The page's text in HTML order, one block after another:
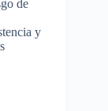
de
y